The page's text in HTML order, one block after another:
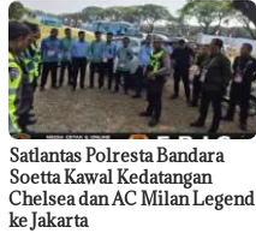
Satlantas Polresta Bandara
Soetta Kawal Kedatangan
Chelsea dan AC Milan Legend
ke Jakarta